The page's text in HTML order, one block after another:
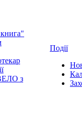
з
Події